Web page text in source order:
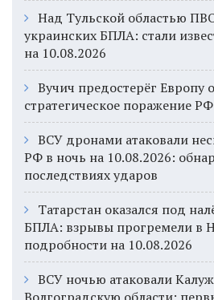
Над Тульской областью
украинских БПЛА: стали
на 10.08.2026
Вучич предостерёг Европу
стратегическое поражение РФ
ВСУ дронами атаковали
РФ в ночь на 10.08.2026:
последствиях ударов
Татарстан оказался под
БПЛА: взрывы прогремели в
подробности на 10.08.2026
ВСУ ночью атаковали